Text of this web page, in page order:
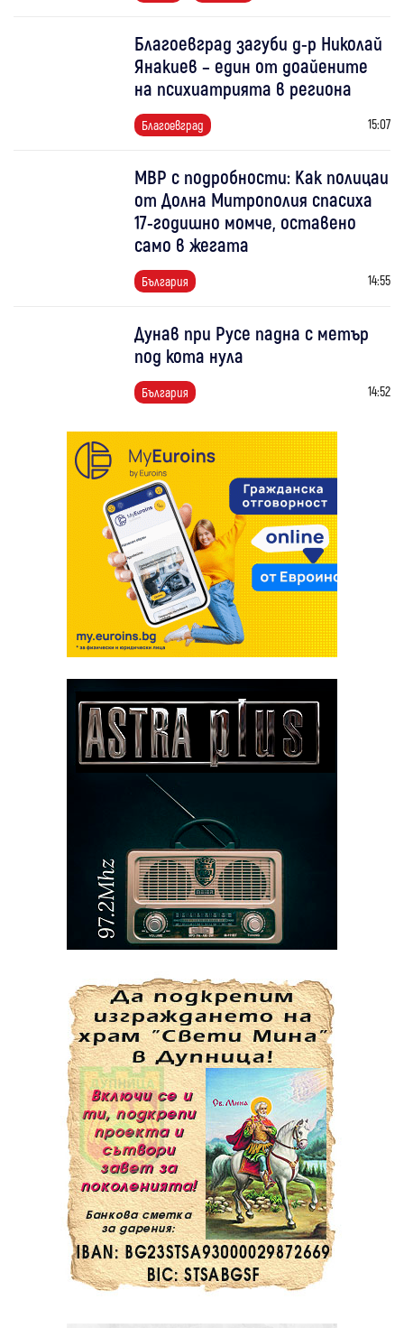
Благоевград загуби д-р Николай
Янакиев – един от доайените
на психиатрията в региона
Благоевград 15:07
МВР с подробности: Как полицаи
от Долна Митрополия спасиха
17-годишно момче, оставено
само в жегата
България 14:55
Дунав при Русе падна с метър
под кота нула
България 14:52